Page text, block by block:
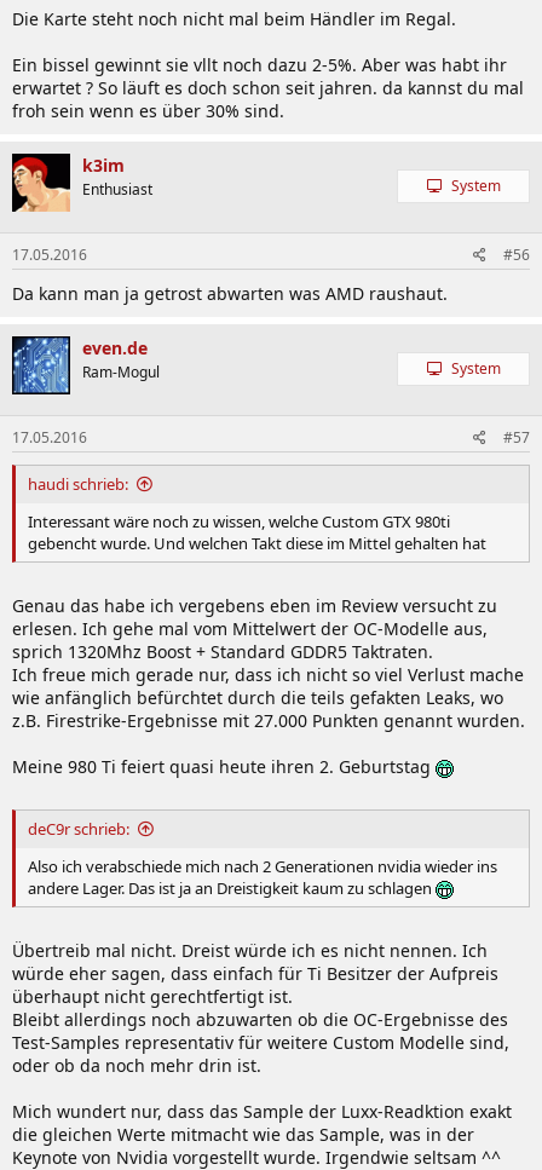
Die Karte steht noch nicht mal beim Händler im Regal.
Ein bissel gewinnt sie vllt noch dazu 2-5%. Aber was habt ihr
erwartet ? So läuft es doch schon seit jahren. da kannst du mal
froh sein wenn es über 30% sind.
k3im
Enthusiast System
17.05.2016 #56
Da kann man ja getrost abwarten was AMD raushaut.
even.de
Ram-Mogul System
17.05.2016 #57
haudi schrieb:
Interessant wäre noch zu wissen, welche Custom GTX 980ti
gebencht wurde. Und welchen Takt diese im Mittel gehalten hat
Genau das habe ich vergebens eben im Review versucht zu
erlesen. Ich gehe mal vom Mittelwert der OC-Modelle aus,
sprich 1320Mhz Boost + Standard GDDR5 Taktraten.
Ich freue mich gerade nur, dass ich nicht so viel Verlust mache
wie anfänglich befürchtet durch die teils gefakten Leaks, wo
z.B. Firestrike-Ergebnisse mit 27.000 Punkten genannt wurden.
Meine 980 Ti feiert quasi heute ihren 2. Geburtstag
deC9r schrieb:
Also ich verabschiede mich nach 2 Generationen nvidia wieder ins
andere Lager. Das ist ja an Dreistigkeit kaum zu schlagen
Übertreib mal nicht. Dreist würde ich es nicht nennen. Ich
würde eher sagen, dass einfach für Ti Besitzer der Aufpreis
überhaupt nicht gerechtfertigt ist.
Bleibt allerdings noch abzuwarten ob die OC-Ergebnisse des
Test-Samples representativ für weitere Custom Modelle sind,
oder ob da noch mehr drin ist.
Mich wundert nur, dass das Sample der Luxx-Readktion exakt
die gleichen Werte mitmacht wie das Sample, was in der
Keynote von Nvidia vorgestellt wurde. Irgendwie seltsam ^^